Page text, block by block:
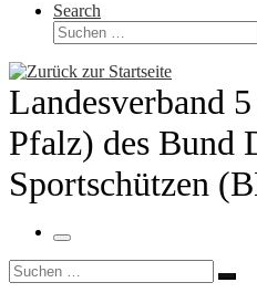
Search
Suche
Landesverband
Pfalz) des Bund
Sportschützen
Menü
Suche